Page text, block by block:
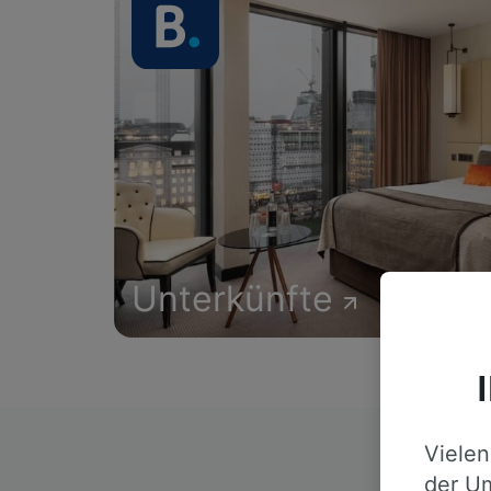
Unterkünfte
der